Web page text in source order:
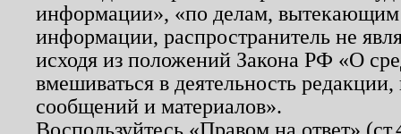
информации», «по делам, вытекающим
информации, распространитель не
исходя из положений Закона РФ «О
вмешиваться в деятельность
сообщений и материалов».
Воспользуйтесь «Правом на ответ»